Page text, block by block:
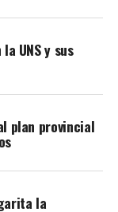
UNS y sus
plan provincial
la